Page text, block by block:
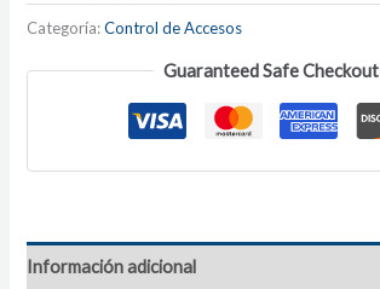
Categoría:Control de Accesos
Guaranteed Safe Checkout
Información adicional